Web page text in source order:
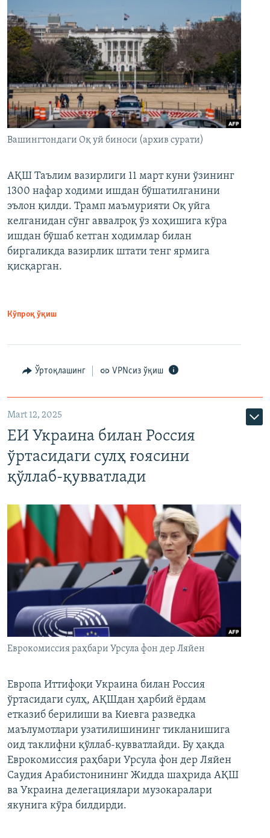
Вашингтондаги Оқ уй биноси (архив сурати)
АҚШ Таълим вазирлиги 11 март куни ўзининг
1300 нафар ходими ишдан бўшатилганини
эълон қилди. Трамп маъмурияти Оқ уйга
келганидан сўнг аввалроқ ўз хоҳишига кўра
ишдан бўшаб кетган ходимлар билан
биргаликда вазирлик штати тенг ярмига
қисқарган.
Кўпроқ ўқиш
Ўртоқлашинг VPNсиз ўқиш
Mart 12, 2025
ЕИ Украина билан Россия
ўртасидаги сулҳ ғоясини
қўллаб-қувватлади
Еврокомиссия раҳбари Урсула фон дер Ляйен
Европа Иттифоқи Украина билан Россия
ўртасидаги сулҳ, АҚШдан ҳарбий ёрдам
етказиб берилиши ва Киевга разведка
маълумотлари узатилишининг тикланишига
оид таклифни қўллаб-қувватлайди. Бу ҳақда
Еврокомиссия раҳбари Урсула фон дер Ляйен
Саудия Арабистонининг Жидда шаҳрида АҚШ
ва Украина делегациялари музокаралари
якунига кўра билдирди.